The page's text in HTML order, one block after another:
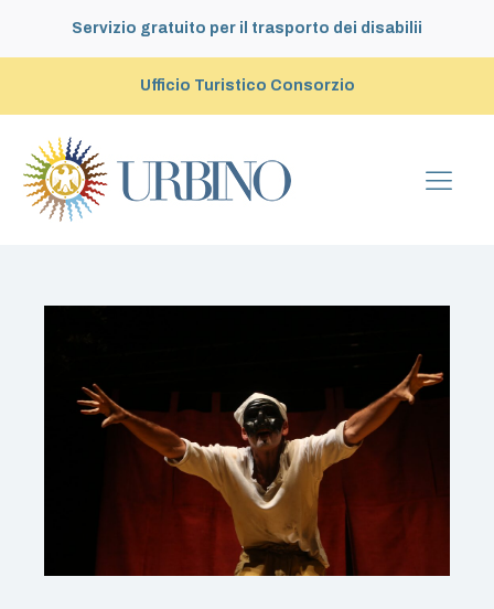
Servizio gratuito per il trasporto dei disabilii
Ufficio Turistico Consorzio